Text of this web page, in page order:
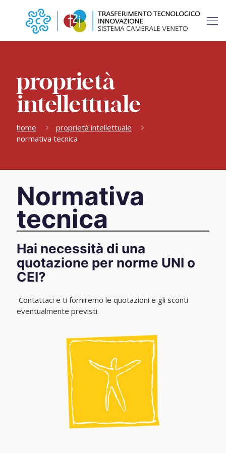
proprietà
intellettuale
home
proprietà intellettuale
normativa tecnica
Normativa
tecnica
Hai necessità di una
quotazione per norme UNI o
CEI?
Contattaci e ti forniremo le quotazioni e gli sconti
eventualmente previsti.